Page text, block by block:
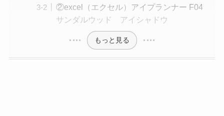
②excel（エクセル）アイプランナー F04
サンダルウッド アイシャドウ
もっと見る